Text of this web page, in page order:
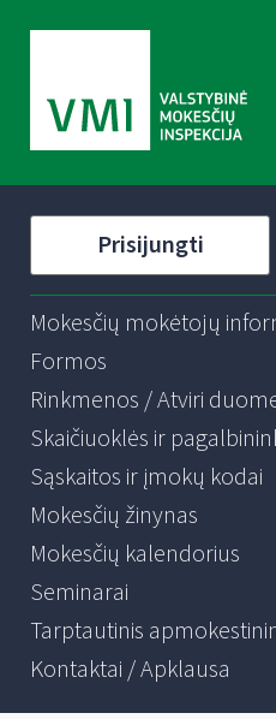
Prisijungti
Mokesčių mokėtojų
Formos
Rinkmenos / Atviri
Skaičiuoklės ir
Sąskaitos ir įmokų kodai
Mokesčių žinynas
Mokesčių kalendorius
Seminarai
Tarptautinis
Kontaktai / Apklausa